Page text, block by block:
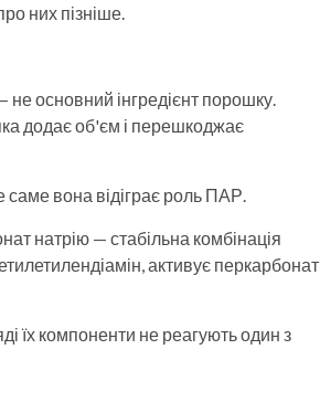
них пізніше.
не основний інгредієнт порошку.
додає об'єм і перешкоджає
вона відіграє роль ПАР.
натрію — стабільна комбінація
активує перкарбонат,
їх компоненти не реагують один з